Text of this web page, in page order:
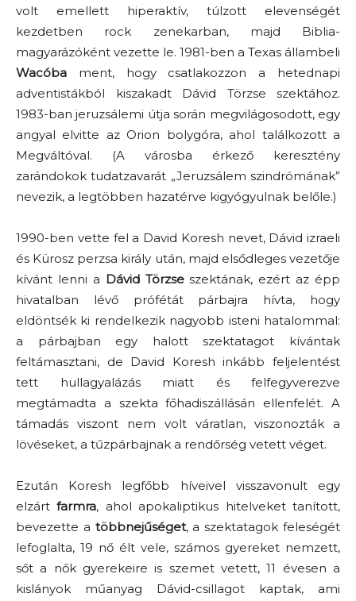
volt emellett hiperaktív, túlzott elevenségét
kezdetben rock zenekarban, majd Biblia-
magyarázóként vezette le. 1981-ben a Texas állambeli
Wacóba ment, hogy csatlakozzon a hetednapi
adventistákból kiszakadt Dávid Törzse szektához.
1983-ban jeruzsálemi útja során megvilágosodott, egy
angyal elvitte az Orion bolygóra, ahol találkozott a
Megváltóval. (A városba érkező keresztény
zarándokok tudatzavarát „Jeruzsálem szindrómának”
nevezik, a legtöbben hazatérve kigyógyulnak belőle.)
1990-ben vette fel a David Koresh nevet, Dávid izraeli
és Kürosz perzsa király után, majd elsődleges vezetője
kívánt lenni a Dávid Törzseszektának, ezért az épp
hivatalban lévő prófétát párbajra hívta, hogy
eldöntsék ki rendelkezik nagyobb isteni hatalommal:
a párbajban egy halott szektatagot kívántak
feltámasztani, de David Koresh inkább feljelentést
tett hullagyalázás miatt és felfegyverezve
megtámadta a szekta főhadiszállásán ellenfelét. A
támadás viszont nem volt váratlan, viszonozták a
lövéseket, a tűzpárbajnak a rendőrség vetett véget.
Ezután Koresh legfőbb híveivel visszavonult egy
elzártfarmra, ahol apokaliptikus hitelveket tanított,
bevezette a többnejűséget, a szektatagok feleségét
lefoglalta, 19 nő élt vele, számos gyereket nemzett,
sőt a nők gyerekeire is szemet vetett, 11 évesen a
kislányok műanyag Dávid-csillagot kaptak, ami